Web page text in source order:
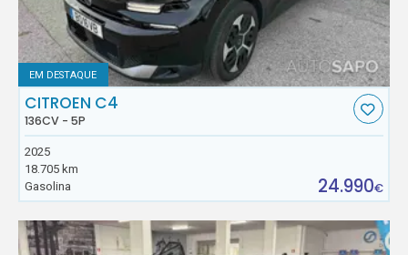
EM DESTAQUE
CITROEN C4
136CV - 5P
2025
18.705 km
Gasolina
24.990€